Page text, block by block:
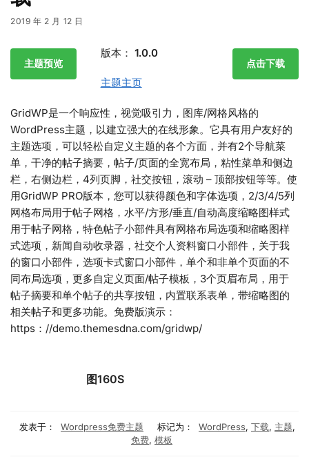
2019 年 2 月 12 日
主题预览 点击下载
版本： 1.0.0
主题主页
GridWP是一个响应性，视觉吸引力，图库/网格风格的
WordPress主题，以建立强大的在线形象。它具有用户友好的
主题选项，可以轻松自定义主题的各个方面，并有2个导航菜
单，干净的帖子摘要，帖子/页面的全宽布局，粘性菜单和侧边
栏，右侧边栏，4列页脚，社交按钮，滚动 – 顶部按钮等等。使
用GridWP PRO版本，您可以获得颜色和字体选项，2/3/4/5列
网格布局用于帖子网格，水平/方形/垂直/自动高度缩略图样式
用于帖子网格，特色帖子小部件具有网格布局选项和缩略图样
式选项，新闻自动收录器，社交个人资料窗口小部件，关于我
的窗口小部件，选项卡式窗口小部件，单个和非单个页面的不
同布局选项，更多自定义页面/帖子模板，3个页眉布局，用于
帖子摘要和单个帖子的共享按钮，内置联系表单，带缩略图的
相关帖子和更多功能。免费版演示：
https：//demo.themesdna.com/gridwp/
图160S
发表于： Wordpress免费主题 标记为： WordPress, 下载, 主题,
免费, 模板